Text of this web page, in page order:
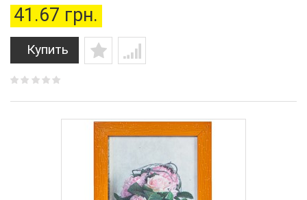
41.67 грн.
Купить